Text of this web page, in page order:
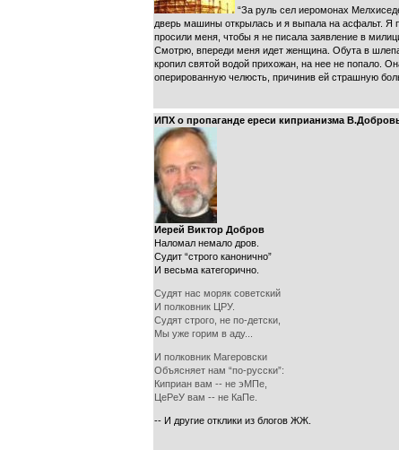
“За руль сел иеромонах
дверь машины открылась и я выпала на асфальт. Я
просили меня, чтобы я не писала заявление в
Смотрю, впереди меня идет женщина. Обута в
кропил святой водой прихожан, на нее не попало.
оперированную челюсть, причинив ей страшную
ИПХ о пропаганде ереси киприанизма
Иерей Виктор Добров
Наломал немало дров.
Судит “строго канонично”
И весьма категорично.
Судят нас моряк советский
И полковник ЦРУ.
Судят строго, не по-детски,
Мы уже горим в аду...
И полковник Магеровски
Объясняет нам “по-русски”:
Киприан вам -- не эМПе,
ЦеРеУ вам -- не КаПе.
-- И другие отклики из блогов ЖЖ.